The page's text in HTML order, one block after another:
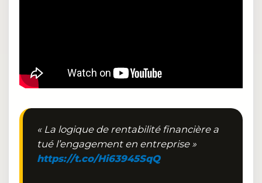
« La logique de rentabilité financière a
tué l’engagement en entreprise »
https://t.co/Hi63945SqQ